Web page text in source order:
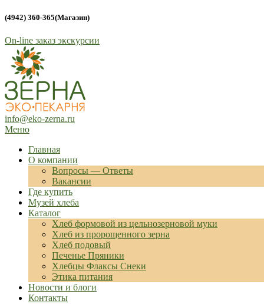
(4942) 360-365(Магазин)
On-line заказ экскурсии
Эко-пекарня Зерна
Лучшие традиции хлеба
info@eko-zerna.ru
Меню
Главная
О компании
Вопросы — Ответы
Вакансии
Где купить
Музей хлеба
Каталог
Хлеб формовой из цельнозерновой муки
Хлеб из пророщенного зерна
Хлеб подовый
Печенье Пряники
Хлебцы Флаксы Снеки
Этика питания
Новости и блоги
Контакты